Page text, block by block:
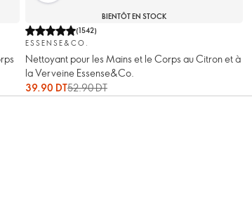
BIENTÔT EN STOCK
(1542)
ESSENSE&CO.
Nettoyant pour les Mains et le Corps au Citron et à
la Verveine Essense&Co.
39.90 DT52.90 DT